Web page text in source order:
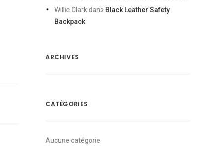
Willie Clark dans Black Leather Safety
Backpack
ARCHIVES
CATÉGORIES
Aucune catégorie